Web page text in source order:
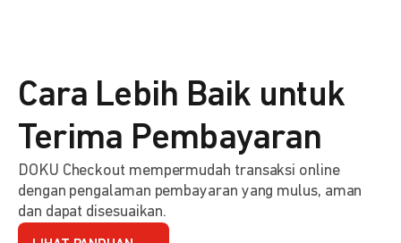
Cara Lebih Baik untuk
Terima Pembayaran
DOKU Checkout mempermudah transaksi online
dengan pengalaman pembayaran yang mulus, aman
dan dapat disesuaikan.